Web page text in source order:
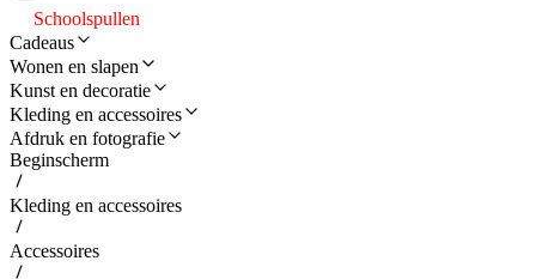
Schoolspullen
Cadeaus
Wonen en slapen
Kunst en decoratie
Kleding en accessoires
Afdruk en fotografie
Beginscherm
Kleding en accessoires
Accessoires